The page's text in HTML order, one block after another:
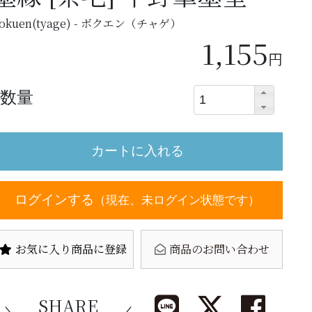
- ボクエン（チャゲ）
1,155円
数量
ログインする （現在、未ログイン状態です）
お気に入り商品に登録 商品のお問い合わせ
SHARE